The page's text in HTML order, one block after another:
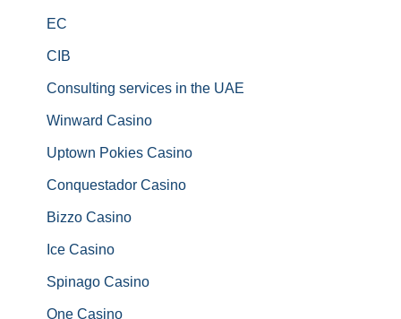
EC
CIB
Consulting services in the UAE
Winward Casino
Uptown Pokies Casino
Conquestador Casino
Bizzo Casino
Ice Casino
Spinago Casino
One Casino